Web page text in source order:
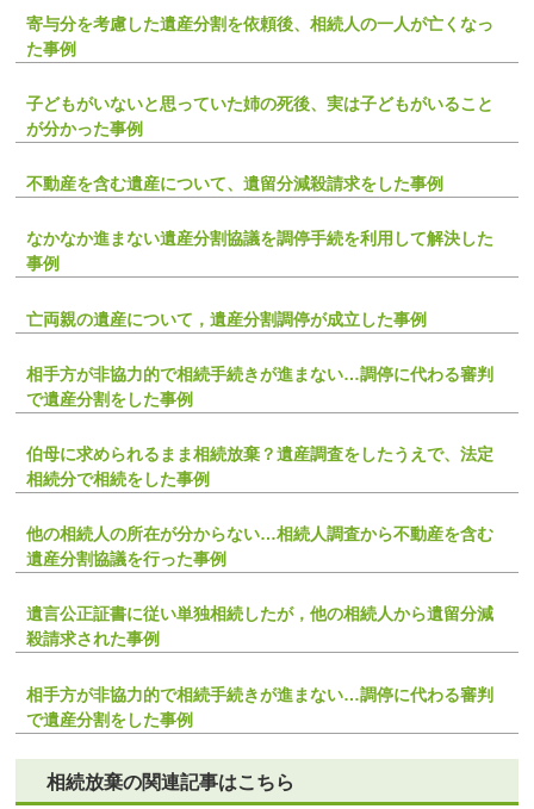
寄与分を考慮した遺産分割を依頼後、相続人の一人が亡くなっ
た事例
子どもがいないと思っていた姉の死後、実は子どもがいること
が分かった事例
不動産を含む遺産について、遺留分減殺請求をした事例
なかなか進まない遺産分割協議を調停手続を利用して解決した
事例
亡両親の遺産について，遺産分割調停が成立した事例
相手方が非協力的で相続手続きが進まない…調停に代わる審判
で遺産分割をした事例
伯母に求められるまま相続放棄？遺産調査をしたうえで、法定
相続分で相続をした事例
他の相続人の所在が分からない…相続人調査から不動産を含む
遺産分割協議を行った事例
遺言公正証書に従い単独相続したが，他の相続人から遺留分減
殺請求された事例
相手方が非協力的で相続手続きが進まない…調停に代わる審判
で遺産分割をした事例
相続放棄の関連記事はこちら